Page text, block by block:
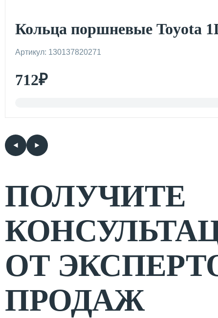
Кольца поршневые Toyota
Артикул: 130137820271
712₽
ПОЛУЧИТЕ
ОТ
ПРОДАЖ